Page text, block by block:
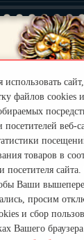
файлов cookies
посетителей веб-
товаров в
посетителя
Ваши
просим
и сбор
Вашего